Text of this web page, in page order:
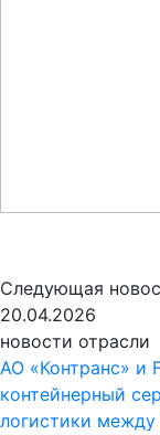
Следующая
20.04.2026
новости отрасли
АО «Контранс» и
контейнерный
логистики